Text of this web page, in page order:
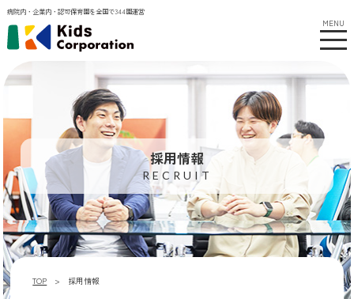
病院内・企業内・認可保育園を全国で344園運営
MENU
採用情報
RECRUIT
TOP 採用情報